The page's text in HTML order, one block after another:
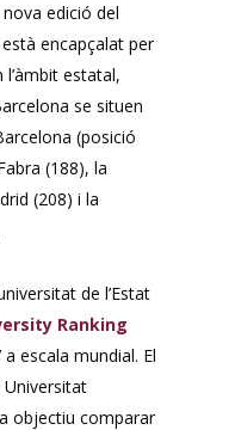
edició del
encapçalat per
estatal,
se situen
(posició
(188), la
(208) i la
de l’Estat
Ranking
escala mundial. El
Universitat
objectiu comparar